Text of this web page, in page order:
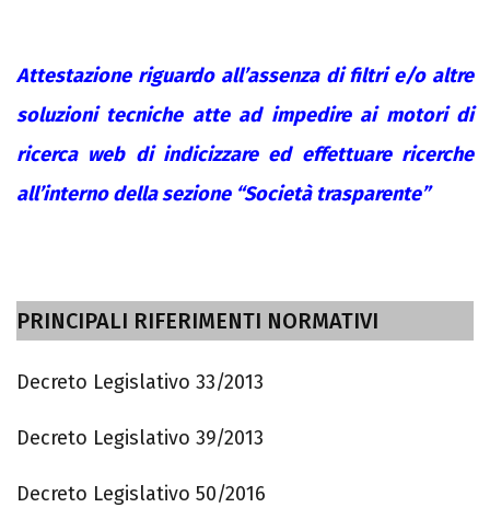
Attestazione riguardo all’assenza di filtri e/o altre
soluzioni tecniche atte ad impedire ai motori di
ricerca web di indicizzare ed effettuare ricerche
all’interno della sezione “Società trasparente”
PRINCIPALI RIFERIMENTI NORMATIVI
Decreto Legislativo 33/2013
Decreto Legislativo 39/2013
Decreto Legislativo 50/2016